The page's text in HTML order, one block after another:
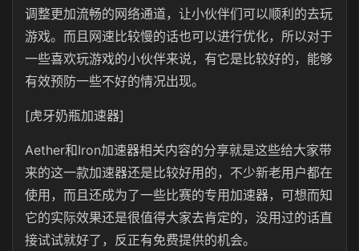
调整更加流畅的网络通道，让小伙伴们可以顺利的去玩
游戏。而且网速比较慢的话也可以进行优化，所以对于
一些喜欢玩游戏的小伙伴来说，有它是比较好的，能够
有效预防一些不好的情况出现。
[虎牙奶瓶加速器]
Aether和Iron加速器相关内容的分享就是这些给大家带
来的这一款加速器还是比较好用的，不少新老用户都在
使用，而且还成为了一些比赛的专用加速器，可想而知
它的实际效果还是很值得大家去肯定的，没用过的话直
接试试就好了，反正有免费提供的机会。